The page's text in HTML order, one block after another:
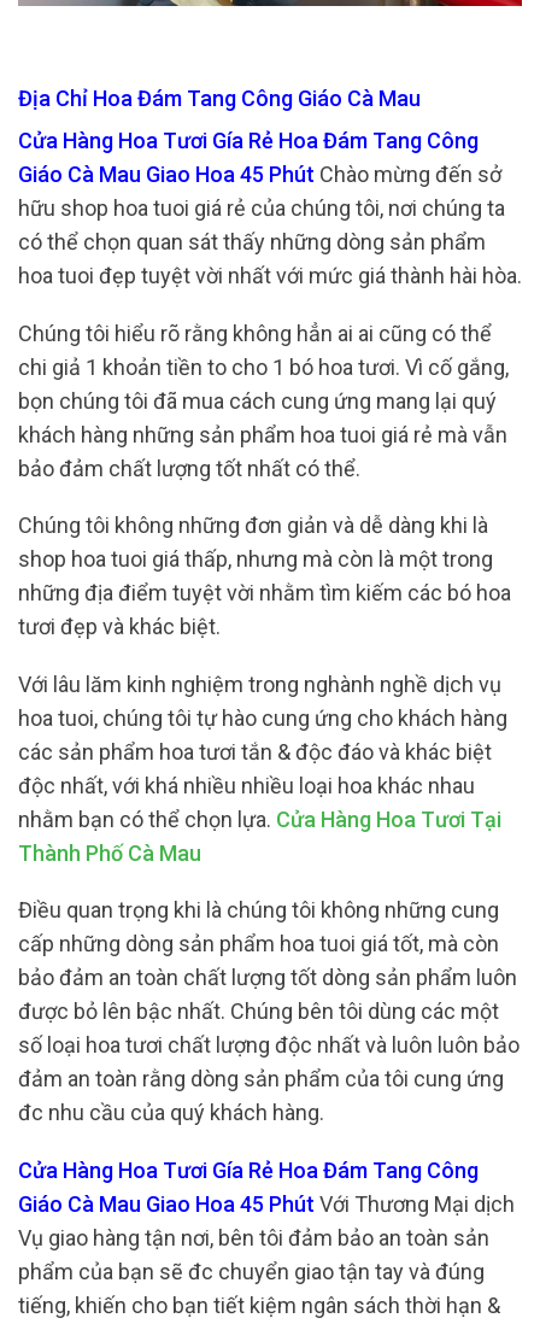
Địa Chỉ Hoa Đám Tang Công Giáo Cà Mau
Cửa Hàng Hoa Tươi Gía Rẻ Hoa Đám Tang Công
Giáo Cà Mau Giao Hoa 45 Phút Chào mừng đến sở
hữu shop hoa tuoi giá rẻ của chúng tôi, nơi chúng ta
có thể chọn quan sát thấy những dòng sản phẩm
hoa tuoi đẹp tuyệt vời nhất với mức giá thành hài hòa.
Chúng tôi hiểu rõ rằng không hẳn ai ai cũng có thể
chi giả 1 khoản tiền to cho 1 bó hoa tươi. Vì cố gắng,
bọn chúng tôi đã mua cách cung ứng mang lại quý
khách hàng những sản phẩm hoa tuoi giá rẻ mà vẫn
bảo đảm chất lượng tốt nhất có thể.
Chúng tôi không những đơn giản và dễ dàng khi là
shop hoa tuoi giá thấp, nhưng mà còn là một trong
những địa điểm tuyệt vời nhằm tìm kiếm các bó hoa
tươi đẹp và khác biệt.
Với lâu lăm kinh nghiệm trong nghành nghề dịch vụ
hoa tuoi, chúng tôi tự hào cung ứng cho khách hàng
các sản phẩm hoa tươi tắn & độc đáo và khác biệt
độc nhất, với khá nhiều nhiều loại hoa khác nhau
nhằm bạn có thể chọn lựa. Cửa Hàng Hoa Tươi Tại
Thành Phố Cà Mau
Điều quan trọng khi là chúng tôi không những cung
cấp những dòng sản phẩm hoa tuoi giá tốt, mà còn
bảo đảm an toàn chất lượng tốt dòng sản phẩm luôn
được bỏ lên bậc nhất. Chúng bên tôi dùng các một
số loại hoa tươi chất lượng độc nhất và luôn luôn bảo
đảm an toàn rằng dòng sản phẩm của tôi cung ứng
đc nhu cầu của quý khách hàng.
Cửa Hàng Hoa Tươi Gía Rẻ Hoa Đám Tang Công
Giáo Cà Mau Giao Hoa 45 Phút Với Thương Mại dịch
Vụ giao hàng tận nơi, bên tôi đảm bảo an toàn sản
phẩm của bạn sẽ đc chuyển giao tận tay và đúng
tiếng, khiến cho bạn tiết kiệm ngân sách thời hạn &